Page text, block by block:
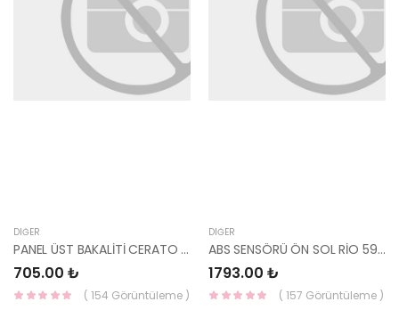
DIĞER
PANEL ÜST BAKALİTİ CERATO 06- 86361-2F500-MOBIS
705.00 ₺
( 154 Görüntüleme )
DIĞER
ABS SENSÖRÜ ÖN SOL RİO 59810-H8200-HMC
1793.00 ₺
( 157 Görüntüleme )